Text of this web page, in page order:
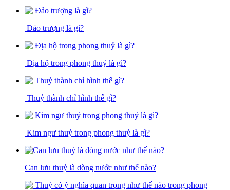
Đảo trượng là gì?
Địa hộ trong phong thuỷ là gì?
Thuỷ thành chỉ hình thế gì?
Kim ngư thuỷ trong phong thuỷ là gì?
Can lưu thuỷ là dòng nước như thế nào?